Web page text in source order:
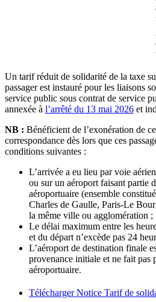
Un tarif réduit de solidarité de la taxe
passager est instauré pour les liaisons
service public sous contrat de service
annexée à l’arrêté du 13 mai 2026 et
NB : Bénéficient de l’exonération de
correspondance dès lors que ces
conditions suivantes :
L’arrivée a eu lieu par voie
ou sur un aéroport faisant partie
aéroportuaire (ensemble
Charles de Gaulle, Paris-Le
la même ville ou agglomération ;
Le délai maximum entre les
et du départ n’excède pas 24
L’aéroport de destination finale
provenance initiale et ne fait pas
aéroportuaire.
Télécharger Notice Tarif de